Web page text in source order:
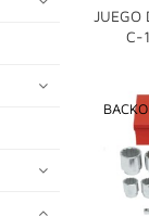
JUEGO
C-